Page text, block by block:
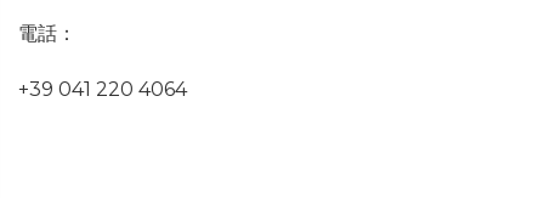
電話：
+39 041 220 4064